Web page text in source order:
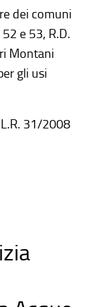
dei comuni
e 53, R.D.
Montani
gli usi
31/2008